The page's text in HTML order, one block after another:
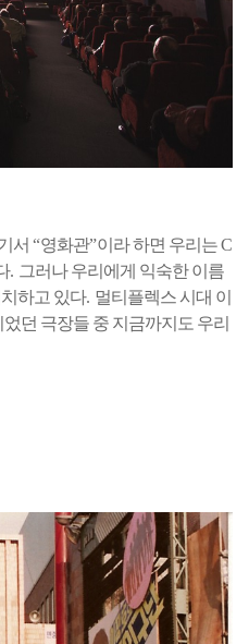
서 “영화관”이 라 하면 우리는C
. 그러나 우리에게 익숙한 이름
하고 있다. 멀티플렉스 시대 이
었던 극장들 중 지금까지도 우리